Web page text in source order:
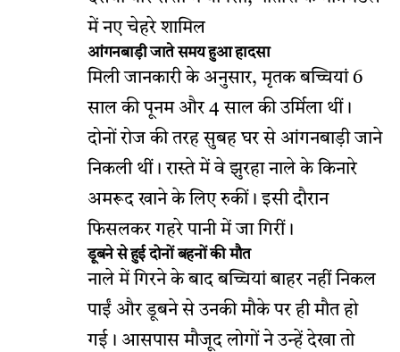
में नए चेहरे शामिल
आंगनबाड़ी जाते समय हुआ हादसा
मिली जानकारी के अनुसार, मृतक बच्चियां 6
साल की पूनम और 4 साल की उर्मिला थीं।
दोनों रोज की तरह सुबह घर से आंगनबाड़ी जाने
निकली थीं। रास्ते में वे झुरहा नाले के किनारे
अमरूद खाने के लिए रुकीं। इसी दौरान
फिसलकर गहरे पानी में जा गिरीं।
डूबने से हुई दोनों बहनों की मौत
नाले में गिरने के बाद बच्चियां बाहर नहीं निकल
पाईं और डूबने से उनकी मौके पर ही मौत हो
गई। आसपास मौजूद लोगों ने उन्हें देखा तो